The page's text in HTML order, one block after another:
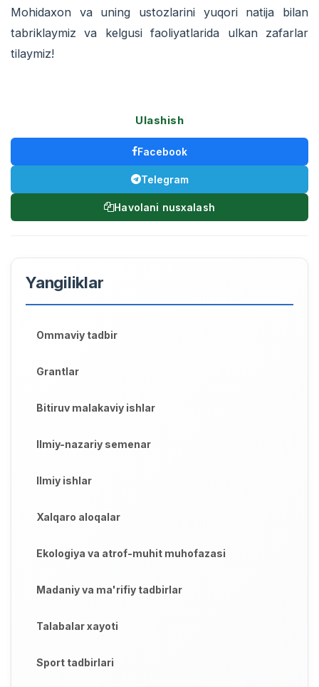
Mohidaxon va uning ustozlarini yuqori natija bilan
tabriklaymiz va kelgusi faoliyatlarida ulkan zafarlar
tilaymiz!
Ulashish
Facebook
Telegram
Havolani nusxalash
Yangiliklar
Ommaviy tadbir
Grantlar
Bitiruv malakaviy ishlar
Ilmiy-nazariy semenar
Ilmiy ishlar
Xalqaro aloqalar
Ekologiya va atrof-muhit muhofazasi
Madaniy va ma'rifiy tadbirlar
Talabalar xayoti
Sport tadbirlari